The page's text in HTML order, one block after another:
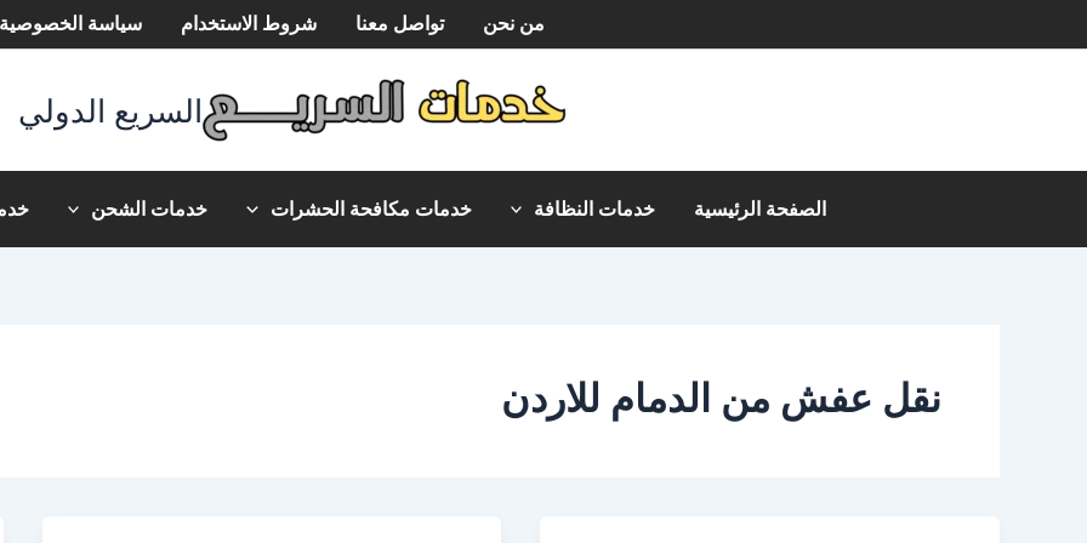
إلى
من نحن تواصل معنا شروط الاستخدام سياسة الخصوصية
السريع الدولي
الصفحة الرئيسية خدمات النظافة خدمات مكافحة الحشرات خدمات الشحن
نقل عفش من الدمام للاردن